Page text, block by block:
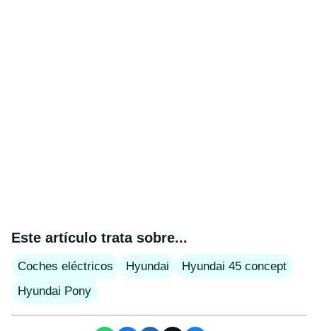
Este artículo trata sobre...
Coches eléctricos Hyundai
Hyundai 45 concept
Hyundai Pony